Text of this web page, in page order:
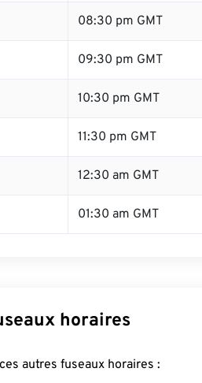
08:30 pm GMT
09:30 pm GMT
10:30 pm GMT
11:30 pm GMT
12:30 am GMT
01:30 am GMT
horaires
autres fuseaux horaires :